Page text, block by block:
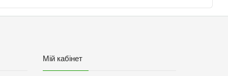
Мій кабінет